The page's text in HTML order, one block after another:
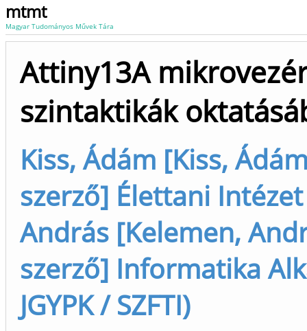
mtmt
Magyar Tudományos Művek Tára
Attiny13A
szintaktikák
Kiss, Ádám [Kiss,
szerző] Élettani Intézet
András [Kelemen,
szerző] Informatika
JGYPK / SZFTI)